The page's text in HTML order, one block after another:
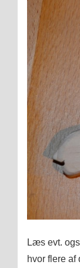
Læs evt.
hvor flere af